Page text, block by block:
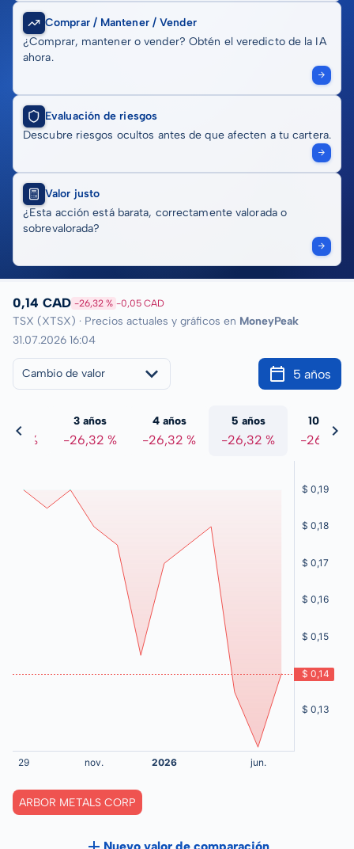
Comprar / Mantener / Vender
¿Comprar, mantener o vender? Obtén el veredicto de la IA
ahora.
Evaluación de riesgos
Descubre riesgos ocultos antes de que afecten a tu cartera.
Valor justo
¿Esta acción está barata, correctamente valorada o
sobrevalorada?
0,14 CAD -26,32 % -0,05 CAD
TSX (XTSX) · Precios actuales y gráficos en MoneyPeak
31.07.2026 16:04
Cambio de valor 5 años
%
3 años
-26,32 %
4 años
-26,32 %
5 años
-26,32 %
10 años
-26,32 %
ARBOR METALS CORP